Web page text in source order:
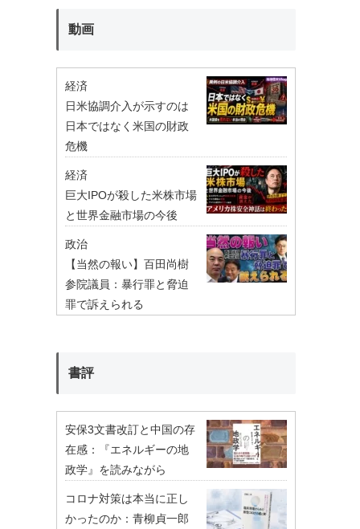
動画
経済
日米協調介入が示すのは
日本ではなく米国の財政
危機
経済
巨大IPOが殺した米株市場
と世界金融市場の今後
政治
【当然の報い】百田尚樹
参院議員：暴行罪と脅迫
罪で訴えられる
書評
安保3文書改訂と中国の存
在感：『エネルギーの地
政学』を読みながら
コロナ対策は本当に正し
かったのか：青柳貞一郎